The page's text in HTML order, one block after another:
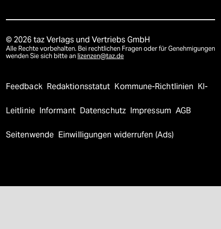
© 2026 taz Verlags und Vertriebs GmbH
Alle Rechte vorbehalten. Bei rechtlichen Fragen oder für Genehmigungen
wenden Sie sich bitte an lizenzen@taz.de
Feedback Redaktionsstatut Kommune-Richtlinien KI-
Leitlinie Informant Datenschutz Impressum AGB
Seitenwende Einwilligungen widerrufen (Ads)